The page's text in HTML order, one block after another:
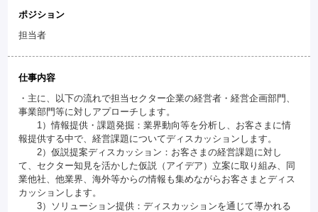
ポジション
担当者
仕事内容
・主に、以下の流れで担当セクター企業の経営者・経営企画部門、
事業部門等に対しアプローチします。
1）情報提供・課題発掘：業界動向等を分析し、お客さまに情
報提供する中で、経営課題についてディスカッションします。
2）仮説提案ディスカッション：お客さまの経営課題に対し
て、セクター知見を活かした仮説（アイデア）立案に取り組み、同
業他社、他業界、海外等からの情報も集めながらお客さまとディス
カッションします。
3）ソリューション提供：ディスカッションを通じて導かれる